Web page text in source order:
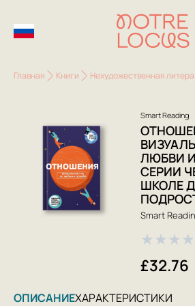
Главная Книги Нехудожественная
Smart Reading
ЛЮБВИ
СЕРИИ
ШКОЛЕ
Smart
★★★★
£32.76
ОПИСАНИЕХАРАКТЕРИСТИКИ